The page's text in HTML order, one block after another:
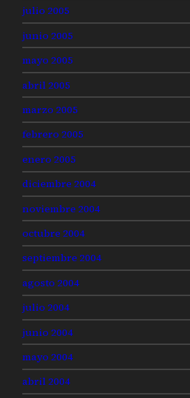
julio 2005
junio 2005
mayo 2005
abril 2005
marzo 2005
febrero 2005
enero 2005
diciembre 2004
noviembre 2004
octubre 2004
septiembre 2004
agosto 2004
julio 2004
junio 2004
mayo 2004
abril 2004